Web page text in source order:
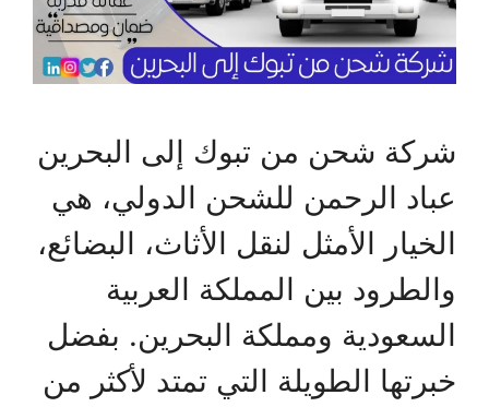
شركة شحن من تبوك إلى البحرين
عباد الرحمن للشحن الدولي، هي
الخيار الأمثل لنقل الأثاث، البضائع،
والطرود بين المملكة العربية
السعودية ومملكة البحرين. بفضل
خبرتها الطويلة التي تمتد لأكثر من